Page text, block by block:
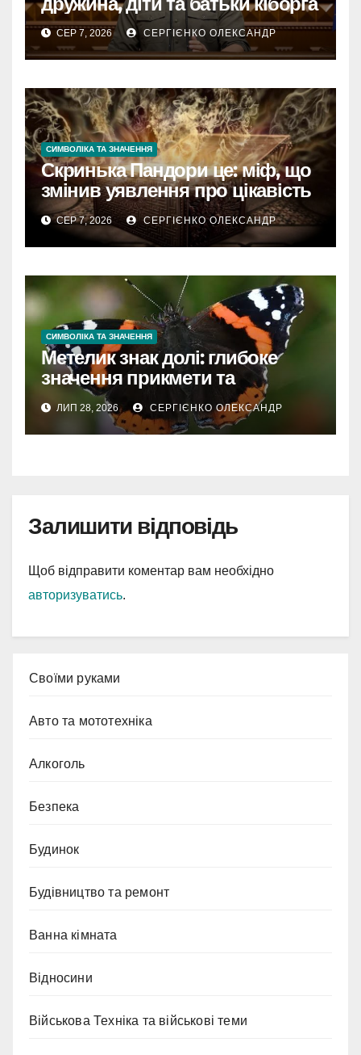
СЕР 7, 2026 СЕРГІЄНКО ОЛЕКСАНДР
СИМВОЛІКА ТА ЗНАЧЕННЯ
Скринька Пандори це: міф, що
змінив уявлення про цікавість
і надію
СЕР 7, 2026 СЕРГІЄНКО ОЛЕКСАНДР
СИМВОЛІКА ТА ЗНАЧЕННЯ
Метелик знак долі: глибоке
значення прикмети та
символіки
ЛИП 28, 2026 СЕРГІЄНКО ОЛЕКСАНДР
Залишити відповідь
Щоб відправити коментар вам необхідно
авторизуватись.
Cвоїми руками
Авто та мототехніка
Алкоголь
Безпека
Будинок
Будівництво та ремонт
Ванна кімната
Відносини
Військова Техніка та військові теми